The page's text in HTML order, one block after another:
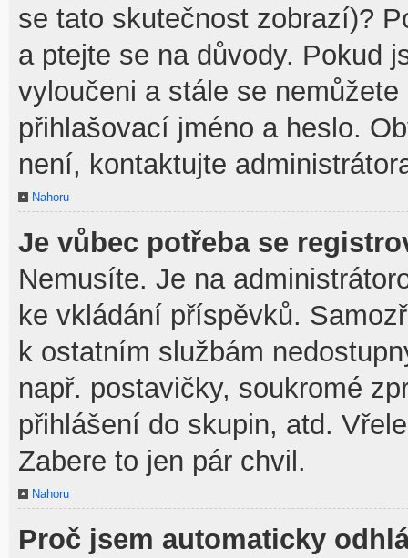
se tato skutečnost zobrazí)?
a ptejte se na důvody. Pokud
vyloučeni a stále se
přihlašovací jméno a heslo.
není, kontaktujte
Nahoru
Je vůbec potřeba se
Nemusíte. Je na
ke vkládání příspěvků.
k ostatním službám
např. postavičky, soukromé
přihlášení do skupin, atd.
Zabere to jen pár chvil.
Nahoru
Proč jsem automaticky